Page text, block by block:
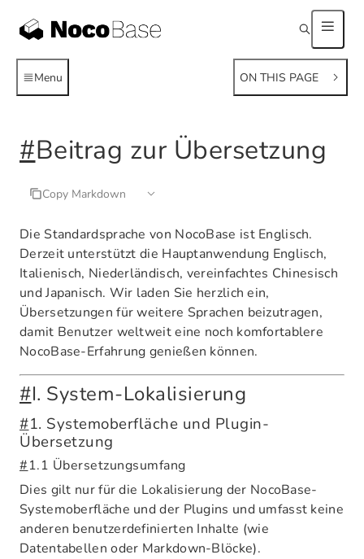
Menu ON THIS PAGE
#Beitrag zur Übersetzung
Copy Markdown
Die Standardsprache von NocoBase ist Englisch.
Derzeit unterstützt die Hauptanwendung Englisch,
Italienisch, Niederländisch, vereinfachtes Chinesisch
und Japanisch. Wir laden Sie herzlich ein,
Übersetzungen für weitere Sprachen beizutragen,
damit Benutzer weltweit eine noch komfortablere
NocoBase-Erfahrung genießen können.
#I. System-Lokalisierung
#1. Systemoberfläche und Plugin-
Übersetzung
#1.1 Übersetzungsumfang
Dies gilt nur für die Lokalisierung der NocoBase-
Systemoberfläche und der Plugins und umfasst keine
anderen benutzerdefinierten Inhalte (wie
Datentabellen oder Markdown-Blöcke).